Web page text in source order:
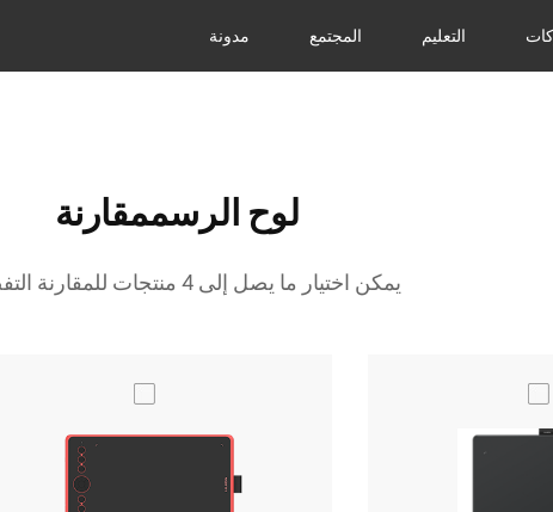
التعليم المجتمع مدونة
لوح الرسممقارنة
يمكن اختيار ما يصل إلى 4 منتجات للمقارنة التفصيلية